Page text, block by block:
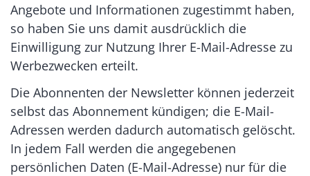
Angebote und Informationen zugestimmt haben,
so haben Sie uns damit ausdrücklich die
Einwilligung zur Nutzung Ihrer E-Mail-Adresse zu
Werbezwecken erteilt.
Die Abonnenten der Newsletter können jederzeit
selbst das Abonnement kündigen; die E-Mail-
Adressen werden dadurch automatisch gelöscht.
In jedem Fall werden die angegebenen
persönlichen Daten (E-Mail-Adresse) nur für die